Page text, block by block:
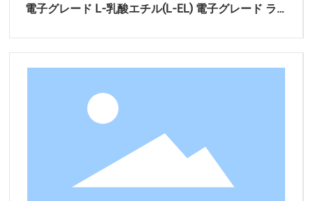
電子グレード L-乳酸エチル(L-EL) 電子グレード ラセ